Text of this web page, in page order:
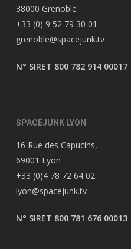
38000 Grenoble
+33 (0) 9 52 79 30 01
grenoble@spacejunk.tv
N° SIRET 800 782 914 00017
SPACEJUNK LYON
16 Rue des Capucins,
69001 Lyon
+33 (0)4 78 72 64 02
lyon@spacejunk.tv
N° SIRET 800 781 676 00013